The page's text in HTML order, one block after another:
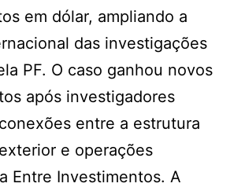
em dólar, ampliando a
das investigações
PF. O caso ganhou novos
após investigadores
entre a estrutura
e operações
Entre Investimentos. A